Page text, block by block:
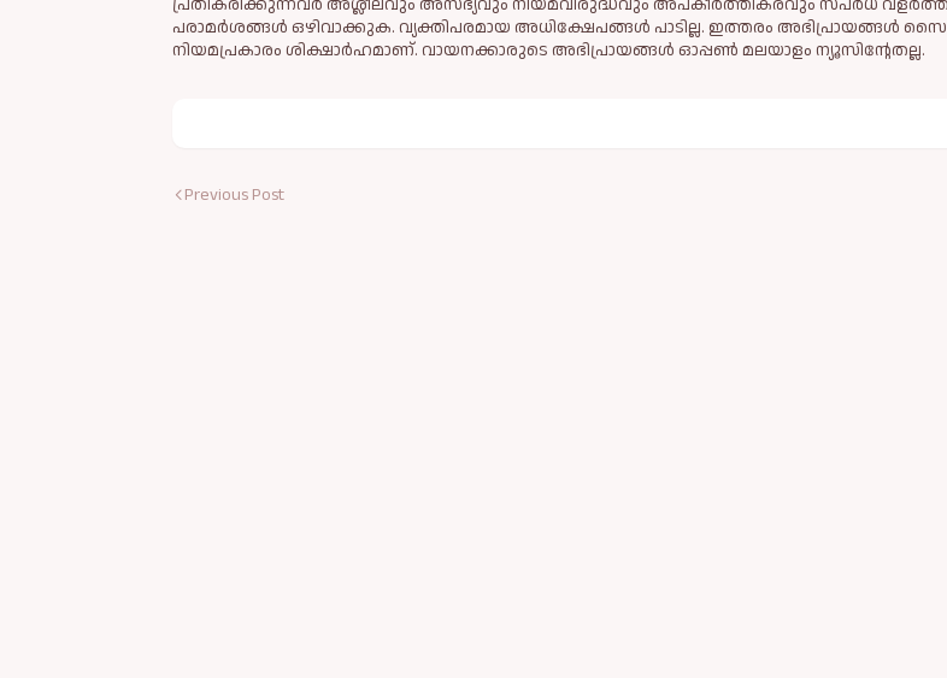
പരാമര്‍ശങ്ങള്‍ ഒഴിവാക്കുക. വ്യക്തിപരമായ അധിക്ഷേപങ്ങള്‍ പാടില്ല. ഇത്തരം അഭിപ്രായങ്ങള്‍
നിയമപ്രകാരം ശിക്ഷാര്‍ഹമാണ്. വായനക്കാരുടെ അഭിപ്രായങ്ങള്‍ ഓപ്പൺ മലയാളം ന്യൂസിന്റേതല്ല.
Previous Post